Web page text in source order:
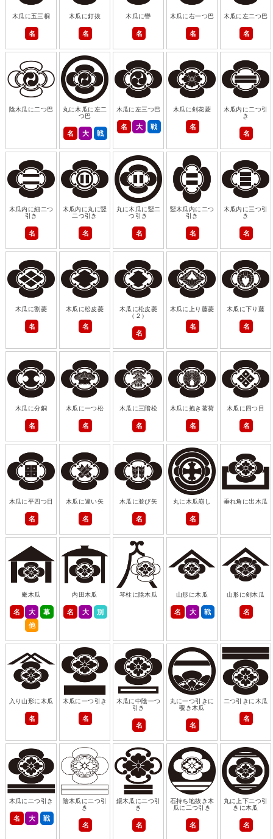
木瓜に五三桐
名
木瓜に釘抜
名
木瓜に轡
名
木瓜に右一つ巴
名
木瓜に左二つ巴
名
陰木瓜に二つ巴
丸に木瓜に左二
つ巴
名 大 戦
木瓜に左三つ巴
名 大 戦
木瓜に剣花菱
名
木瓜内に二つ引
き
名
木瓜内に細二つ
引き
名
木瓜内に丸に竪
二つ引き
名
丸に木瓜に竪二
つ引き
名
竪木瓜内に二つ
引き
名
木瓜内に三つ引
き
名
木瓜に割菱
名
木瓜に松皮菱
名
木瓜に松皮菱
（２）
名
木瓜に上り藤菱
名
木瓜に下り藤
名
木瓜に分銅
名
木瓜に一つ松
名
木瓜に三階松
名
木瓜に抱き茗荷
名
木瓜に四つ目
名
木瓜に平四つ目
名
木瓜に違い矢
名
木瓜に並び矢
名
丸に木瓜崩し
名
垂れ角に出木瓜
庵木瓜
名 大
幕
他
内田木瓜
名 大 別
琴柱に陰木瓜 山形に木瓜
名 大 戦
山形に剣木瓜
名
入り山形に木瓜
名
木瓜に一つ引き
名
木瓜に中陰一つ
引き
名
丸に一つ引きに
覗き木瓜
名
二つ引きに木瓜
名
木瓜に二つ引き
名 大 戦
陰木瓜に二つ引
き
名
鐶木瓜に二つ引
き
名
石持ち地抜き木
瓜に二つ引き
名
丸に上下二つ引
きに木瓜
名